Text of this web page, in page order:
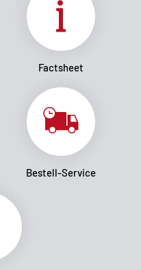
Factsheet
Bestell-Service